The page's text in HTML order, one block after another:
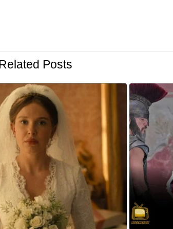
Related Posts